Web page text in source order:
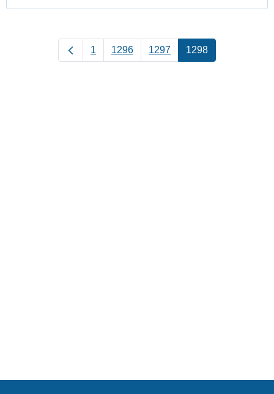
1 1296 1297 1298